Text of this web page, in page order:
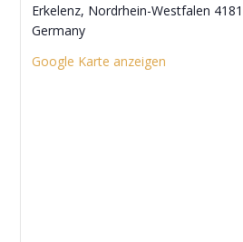
Erkelenz, Nordrhein-Westfalen
Germany
Google Karte anzeigen